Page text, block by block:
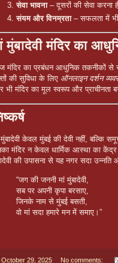
सेवा भावना– दूसरों की सेवा करना
संयम और विनम्रता– सफलता में भी
मुंबादेवी मंदिर का
मंदिर का प्रबंधन आधुनिक तकनीकों से
की सुविधा के लिए ऑनलाइन दर्शन
भी मंदिर का मूल स्वरूप और प्राचीनता
मुंबादेवी केवल मुंबई की देवी नहीं, बल्कि
मंदिर न केवल धार्मिक आस्था का
की उपासना से यह नगर सदा उन्नति
“जग की जननी मां मुंबादेवी,
सब पर अपनी कृपा बरसाए,
जिनके नाम से मुंबई बसती,
वो मां सदा हमारे मन में समाए।”
October 29, 2025 No comments: